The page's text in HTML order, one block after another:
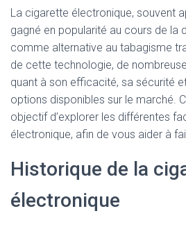
La cigarette électronique, souvent
gagné en popularité au cours de la
comme alternative au tabagisme
de cette technologie, de
quant à son efficacité, sa sécurité
options disponibles sur le marché.
objectif d’explorer les différentes
électronique, afin de vous aider à
Historique de la
électronique